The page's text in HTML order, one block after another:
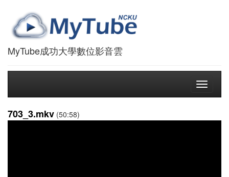
MyTube成功大學數位影音雲
Toggle
703_3.mkv (50:58)